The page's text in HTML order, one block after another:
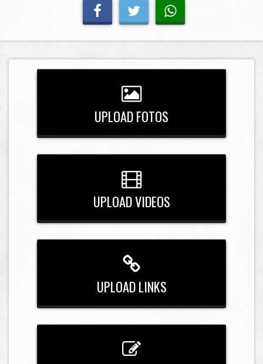
UPLOAD FOTOS
UPLOAD VIDEOS
UPLOAD LINKS